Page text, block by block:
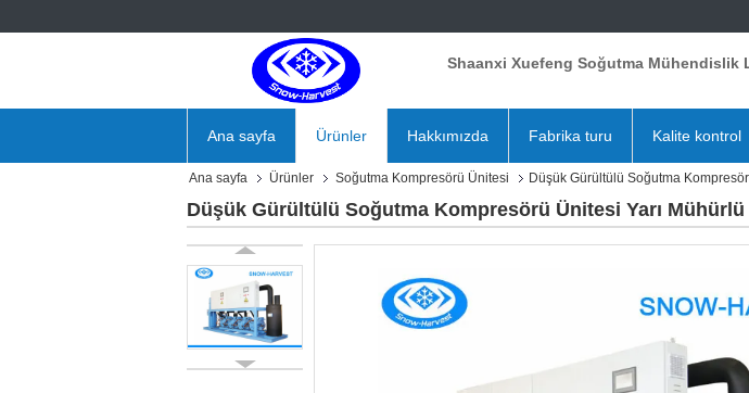
Shaanxi Xuefeng Soğutma Mühendislik
Ana sayfa Ürünler Hakkımızda Fabrika turu Kalite kontrol
Ana sayfa Ürünler Soğutma Kompresörü Ünitesi Düşük Gürültülü Soğutma
Düşük Gürültülü Soğutma Kompresörü Ünitesi Yarı